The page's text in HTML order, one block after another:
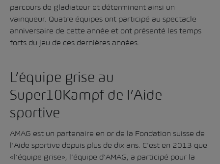
parcours de gladiateur et déterminent ainsi un
vainqueur. Quatre équipes ont participé au spectacle
anniversaire de cette année et ont présenté les temps
forts du jeu de ces dernières années.
L’équipe grise au
Super10Kampf de l’Aide
sportive
AMAG est un partenaire en or de la Fondation suisse de
l’Aide sportive depuis plus de dix ans. C’est en 2013 que
«l’équipe grise», l’équipe d’AMAG, a participé pour la